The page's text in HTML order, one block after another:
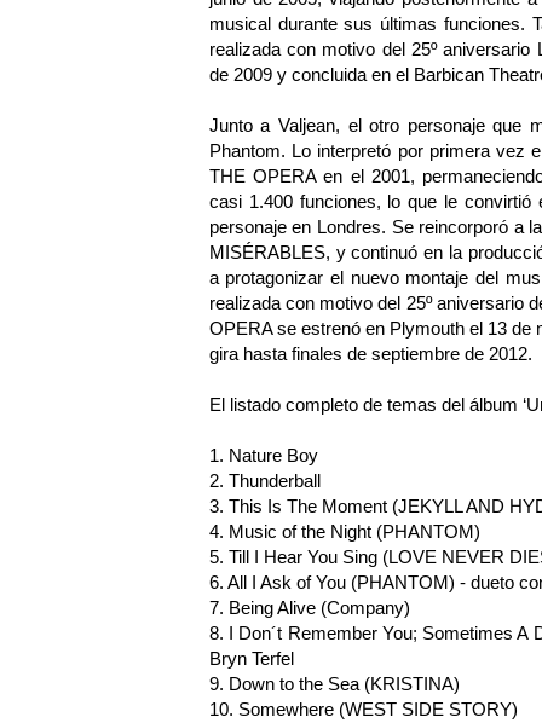
musical durante sus últimas funciones.
realizada con motivo del 25º
de 2009 y concluida en el Barbican
Junto a Valjean, el otro personaje que
Phantom. Lo interpretó por primera vez
THE OPERA en el 2001,
casi 1.400 funciones, lo que le
personaje en Londres. Se reincorporó a
MISÉRABLES, y continuó en la
a protagonizar el nuevo montaje del
realizada con motivo del 25º aniversario
OPERA se estrenó en Plymouth el 13
gira hasta finales de septiembre de 2012.
El listado completo de temas del álbum
1. Nature Boy
2. Thunderball
3. This Is The Moment (JEKYLL AND
4. Music of the Night (PHANTOM)
5. Till I Hear You Sing (LOVE NEVER
6. All I Ask of You (PHANTOM) - dueto
7. Being Alive (Company)
8. I Don´t Remember You; Sometimes
Bryn Terfel
9. Down to the Sea (KRISTINA)
10. Somewhere (WEST SIDE STORY)